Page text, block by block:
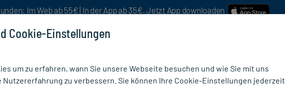
Im Web ab 55€ | In der App ab 35€. Jetzt App downloaden
Cookie-Einstellungen
um zu erfahren, wann Sie unsere Webseite besuchen und wie Sie mit uns
Nutzererfahrung zu verbessern. Sie können Ihre Cookie-Einstellungen jederzeit